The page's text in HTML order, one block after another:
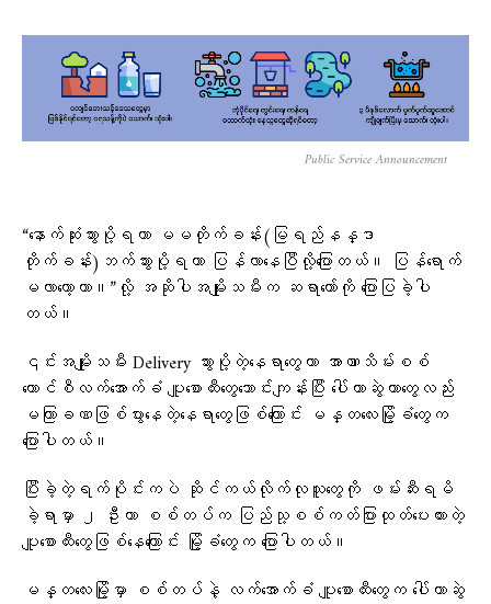
Public Service Announcement
“နောက်ဆုံးသွားပို့ရတာ မမတိုက်ခန်း(မြရည်နန္ဒာ
တိုက်ခန်း)ဘက်သွားပို့ရတာ ပြန်လာနေပြီလို့ပြောတယ်။ ပြန်ရောက်
မလာတော့တာ။”လို့ အဆိုပါအမျိုးသမီးက ဆရာတော်ကို ပြောပြခဲ့ပါ
တယ်။
၎င်းအမျိုးသမီး Delivery သွားပို့တဲ့နေရာတွေဟာ အာဏာသိမ်းစစ်
ကောင်စီလက်အောက်ခံ ပျူစောထီးတွေသောင်းကျန်းပြီး ပေါ်တာဆွဲတာတွေလည်း
မကြာခဏဖြစ်ပွားနေတဲ့နေရာတွေဖြစ်ကြောင်း မန္တလေးမြို့ခံတွေက
ပြောပါတယ်။
ပြီးခဲ့တဲ့ရက်ပိုင်းကပဲ ဆိုင်ကယ်လိုက်လုသူတွေကို ဖမ်းဆီးရမိ
ခဲ့ရာမှာ ၂ ဦးဟာ စစ်တပ်က ပြည်သု့စစ်ကတ်ပြားထုတ်ပေးထားတဲ့
ပျူစောထီးတွေဖြစ်နေကြောင်း မြို့ခံတွေက ပြောပါတယ်။
မန္တလေးမြို့မှာ စစ်တပ်နဲ့ လက်အောက်ခံ ပျူစောထီးတွေက ပေါ်တာဆွဲ